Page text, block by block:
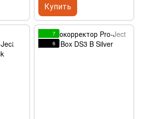
Купить
7
6